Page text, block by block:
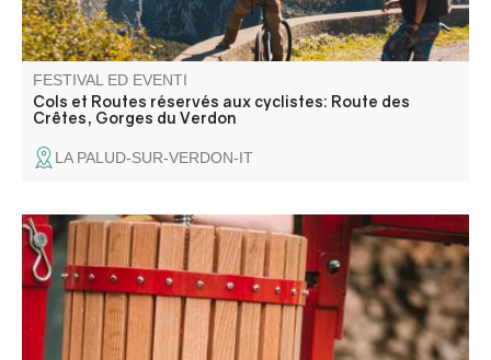
FESTIVAL ED EVENTI
Cols et Routes réservés aux cyclistes: Route des
Crêtes, Gorges du Verdon
LA PALUD-SUR-VERDON-IT
Une journée pour broyer, presser, pasteuriser, échanger,
et partager sans modération !